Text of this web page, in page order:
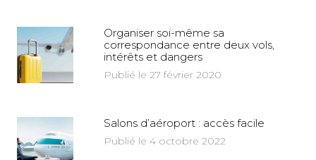
Organiser soi-même sa
correspondance entre deux vols,
intérêts et dangers
Publié le 27 février 2020
Salons d’aéroport : accès facile
Publié le 4 octobre 2022